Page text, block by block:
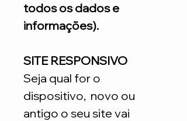
todos os dados e
informações).
SITE RESPONSIVO
Seja qual for o
dispositivo, novo ou
antigo o seu site vai